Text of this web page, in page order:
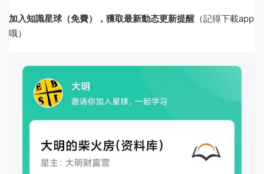
加入知識星球（免費），獲取最新動态更新提醒 （記得下載app
哦）